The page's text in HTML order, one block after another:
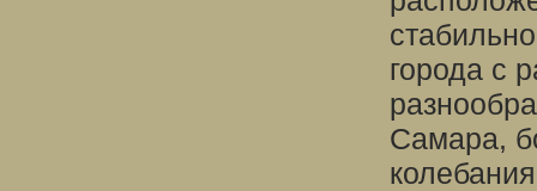
города с
Самара,